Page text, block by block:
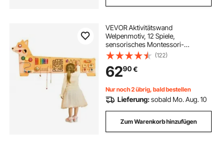
VEVOR Aktivitätswand
Welpenmotiv, 12 Spiele,
sensorisches Montessori-
Wandspielzeug für Kinder von 3–12
Jahren, Montessori-
Lernaktivitätszentrum, ideal für
Spielzimmer, Kinderzimmer,
Klassenzimmer
(122)
6290€
Nur noch 2 übrig, bald bestellen
Lieferung:sobald Mo. Aug. 10
Zum Warenkorb hinzufügen